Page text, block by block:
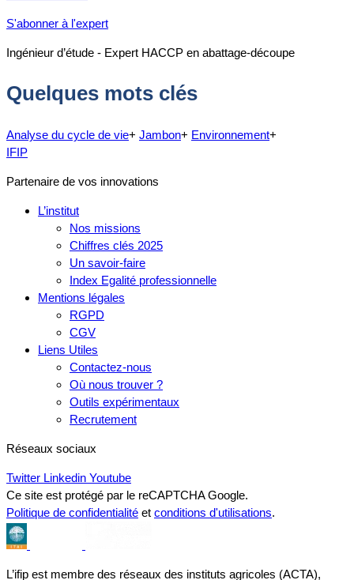
S'abonner à l'expert
Ingénieur d’étude - Expert HACCP en abattage-découpe
Quelques mots clés
Analyse du cycle de vie+ Jambon+ Environnement+
IFIP
Partenaire de vos innovations
L’institut
Nos missions
Chiffres clés 2025
Un savoir-faire
Index Egalité professionnelle
Mentions légales
RGPD
CGV
Liens Utiles
Contactez-nous
Où nous trouver ?
Outils expérimentaux
Recrutement
Réseaux sociaux
Twitter Linkedin Youtube
Ce site est protégé par le reCAPTCHA Google.
Politique de confidentialité et conditions d'utilisations.
L’ifip est membre des réseaux des instituts agricoles (ACTA),